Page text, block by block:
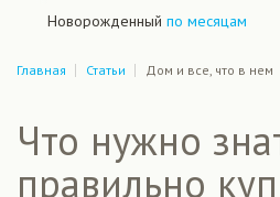
Новорожденный по месяцам
Главная Статьи Дом и все, что в нем
Что нужно
правильно